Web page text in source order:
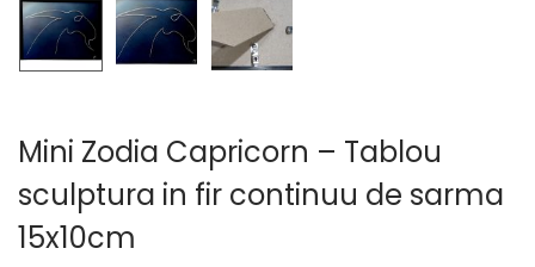
Mini Zodia Capricorn – Tablou
sculptura in fir continuu de sarma
15x10cm